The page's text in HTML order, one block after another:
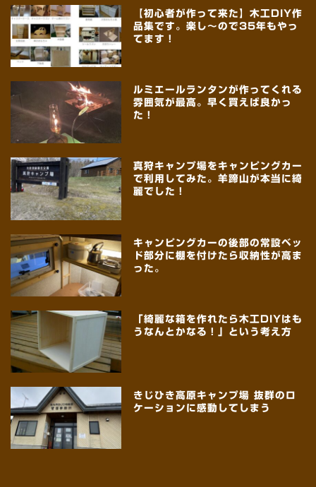
【初心者が作って来た】木工DIY作
品集です。楽し～ので35年もやっ
てます！
ルミエールランタンが作ってくれる
雰囲気が最高。早く買えば良かっ
た！
真狩キャンプ場をキャンピングカー
で利用してみた。羊蹄山が本当に綺
麗でした！
キャンピングカーの後部の常設ベッ
ド部分に棚を付けたら収納性が高ま
った。
「綺麗な箱を作れたら木工DIYはも
うなんとかなる！」という考え方
きじひき高原キャンプ場 抜群のロ
ケーションに感動してしまう